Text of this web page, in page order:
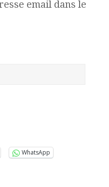
email dans le
WhatsApp